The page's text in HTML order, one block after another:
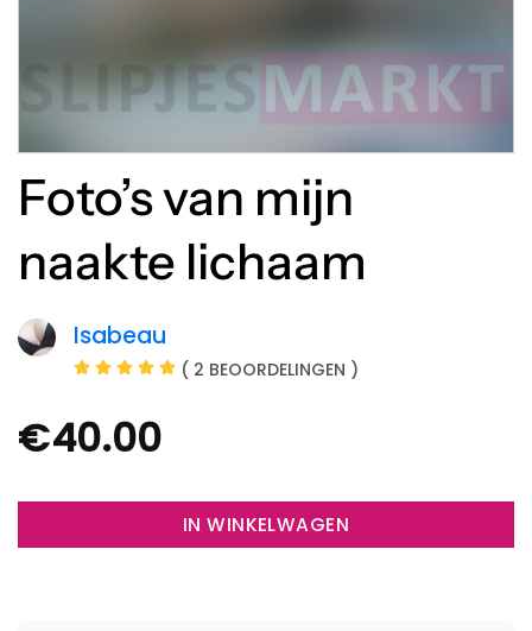
Foto’s van mijn
naakte lichaam
Isabeau
( 2 BEOORDELINGEN )
€40.00
IN WINKELWAGEN